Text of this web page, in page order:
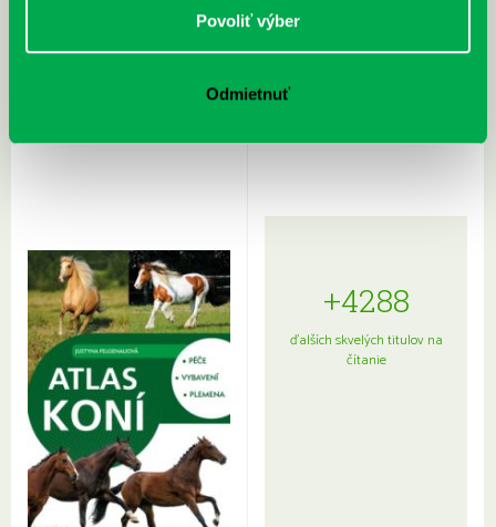
Povoliť výber
Odmietnuť
Rudź, Przemyslaw: Atlas hviezd:
Sprievodca po hviezdnej oblohe
Hardy, Paula: Japonsko na tanieri:
kompletný sprievodca
+4288
ďalších skvelých titulov na
čítanie